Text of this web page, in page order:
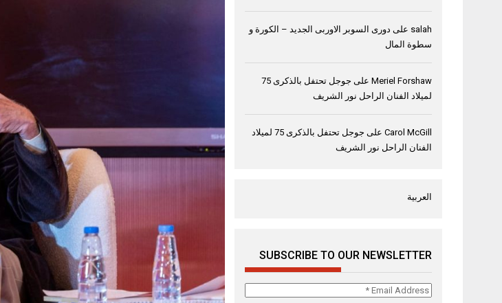
salah على دورى السوبر الاوربى الجديد – الكورة و
سطوة المال
Meriel Forshaw على
جوجل تحتفل بالذكرى 75
لميلاد الفنان الراحل نور الشريف
Carol McGill على
جوجل تحتفل بالذكرى 75 لميلاد
الفنان الراحل نور الشريف
العربية
SUBSCRIBE TO OUR NEWSLETTER
Email